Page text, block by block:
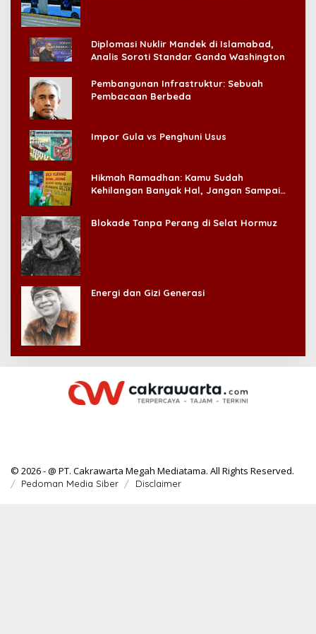
Diplomasi Nuklir Mandek di Islamabad,
Analis Soroti Standar Ganda Washington
Pembangunan Infrastruktur: Sebuah
Pembacaan Berbeda
Impor Gula vs Penghuni Usus
Hikmah Ramadhan: Kamu Sudah
Kehilangan Banyak Hal, Jangan Sampai
Blokade Tanpa Perang di Selat Hormuz
Energi dan Gizi Generasi
© 2026 - @ PT. Cakrawarta Megah Mediatama. All Rights Reserved.
Pedoman Media Siber Disclaimer